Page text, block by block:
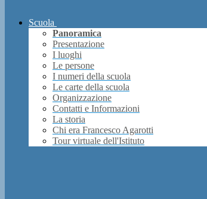
Scuola
Panoramica
Presentazione
I luoghi
Le persone
I numeri della scuola
Le carte della scuola
Organizzazione
Contatti e Informazioni
La storia
Chi era Francesco Agarotti
Tour virtuale dell'Istituto